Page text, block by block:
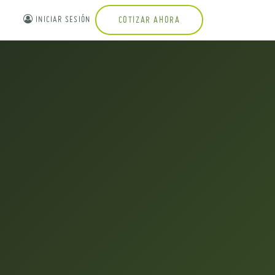
INICIAR SESIÓN COTIZAR AHORA